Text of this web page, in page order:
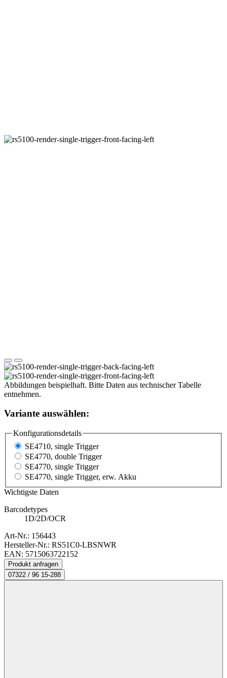
Abbildungen beispielhaft. Bitte Daten aus technischer Tabelle
entnehmen.
Variante auswählen:
Konfigurationsdetails
SE4710, single Trigger
SE4770, double Trigger
SE4770, single Trigger
SE4770, single Trigger, erw. Akku
Wichtigste Daten
Barcodetypes
1D/2D/OCR
Art-Nr.: 156443
Hersteller-Nr.: RS51C0-LBSNWR
EAN: 5715063722152
Produkt anfragen
07322 / 96 15-288